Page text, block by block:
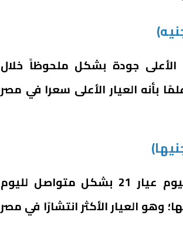
وتراجع سعر جرام الذهب عيار 24 الأعلى جودة بشكل ملحوظاً خلال
ليسجل 902 جنيه، علمًا بأنه العيار الأعلى سعرا في مصر
فيما انخفض سعر جرام الذهب اليوم عيار 21 بشكل متواصل لليوم
في التعاملات ليبلغ 789 جنيها؛ وهو العيار الأكثر انتشارًا في مصر
من
صائبًا؟